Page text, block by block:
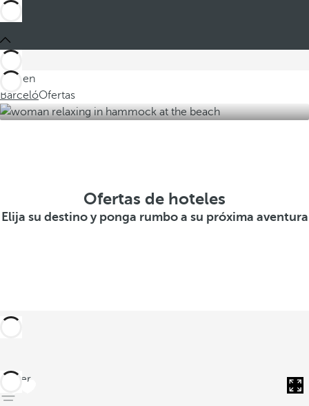
Está en
BarcelóOfertas
Ofertas de hoteles
Elija su destino y ponga rumbo a su próxima aventura
volver